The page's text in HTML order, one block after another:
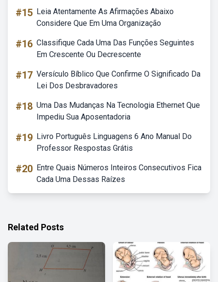
#15 Leia Atentamente As Afirmações Abaixo
Considere Que Em Uma Organização
#16 Classifique Cada Uma Das Funções Seguintes
Em Crescente Ou Decrescente
#17 Versículo Bíblico Que Confirme O Significado Da
Lei Dos Desbravadores
#18 Uma Das Mudanças Na Tecnologia Ethernet Que
Impediu Sua Aposentadoria
#19 Livro Português Linguagens 6 Ano Manual Do
Professor Respostas Grátis
#20 Entre Quais Números Inteiros Consecutivos Fica
Cada Uma Dessas Raízes
Related Posts